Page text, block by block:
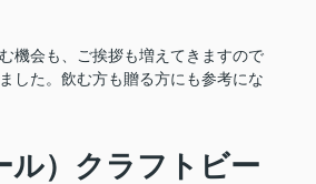
機会も、ご挨拶も増えてきますので
した。飲む方も贈る方にも参考にな
ル）クラフトビー